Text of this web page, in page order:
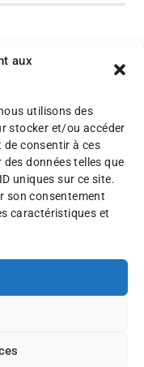
aux
utilisons des
stocker et/ou accéder
consentir à ces
données telles que
uniques sur ce site.
son consentement
caractéristiques et